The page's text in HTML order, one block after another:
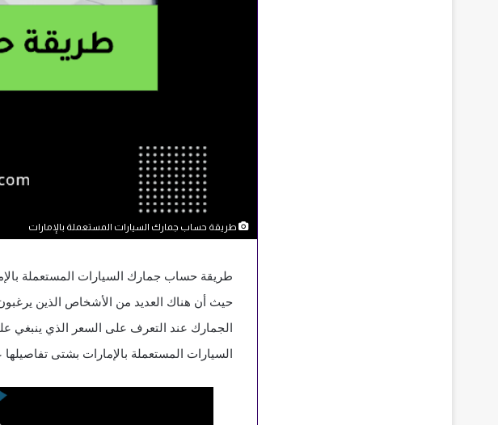
طريقة حساب جمارك السيارات المستعملة بالإمارات
السيارات المستعملة بالإمارات بشتى